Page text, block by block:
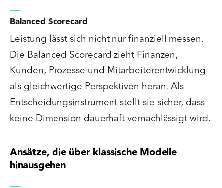
Balanced Scorecard
Leistung lässt sich nicht nur finanziell messen.
Die Balanced Scorecard zieht Finanzen,
Kunden, Prozesse und Mitarbeiterentwicklung
als gleichwertige Perspektiven heran. Als
Entscheidungsinstrument stellt sie sicher, dass
keine Dimension dauerhaft vernachlässigt wird.
Ansätze, die über klassische Modelle
hinausgehen